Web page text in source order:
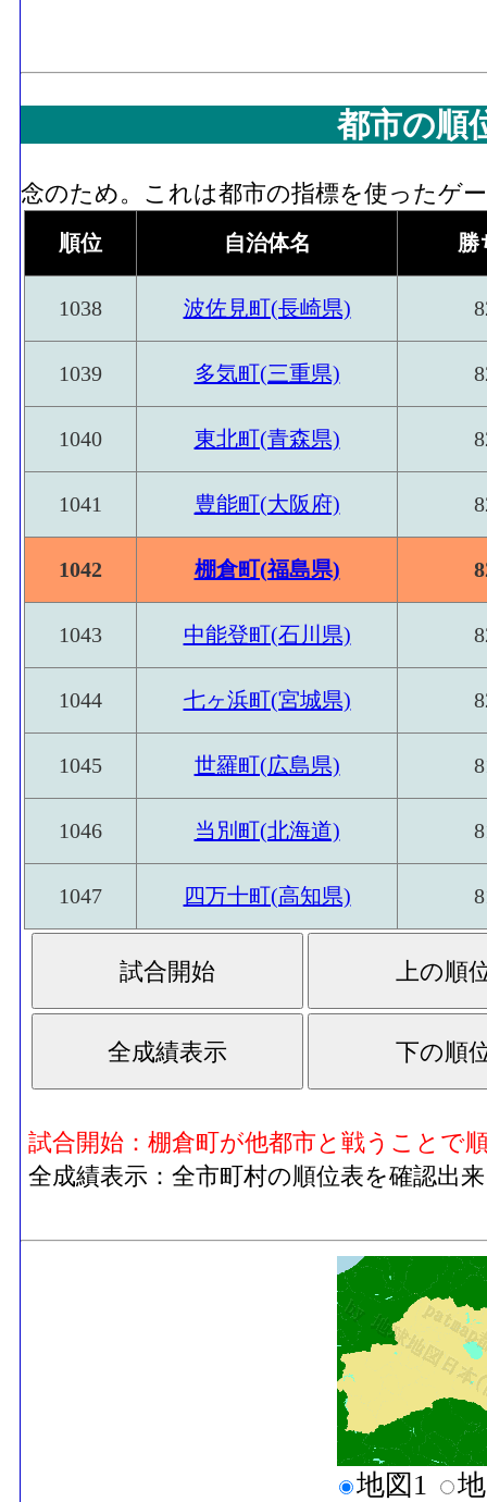
都市の順
念のため。これは都市の指標を使ったゲ
順位 自治体名 勝
1038 波佐見町(長崎県)
1039 多気町(三重県)
1040 東北町(青森県)
1041 豊能町(大阪府)
1042 棚倉町(福島県)
1043 中能登町(石川県)
1044 七ヶ浜町(宮城県)
1045 世羅町(広島県)
1046 当別町(北海道)
1047 四万十町(高知県)
試合開始：棚倉町が他都市と戦うことで
全成績表示：全市町村の順位表を確認出
地図1